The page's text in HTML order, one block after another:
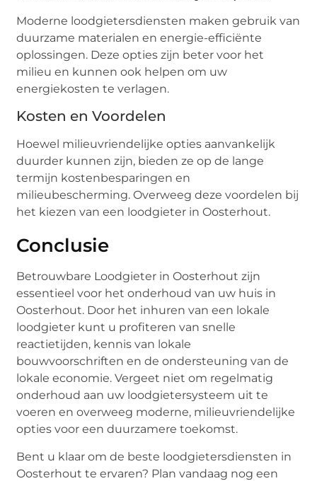
Moderne loodgietersdiensten maken gebruik van
duurzame materialen en energie-efficiënte
oplossingen. Deze opties zijn beter voor het
milieu en kunnen ook helpen om uw
energiekosten te verlagen.
Kosten en Voordelen
Hoewel milieuvriendelijke opties aanvankelijk
duurder kunnen zijn, bieden ze op de lange
termijn kostenbesparingen en
milieubescherming. Overweeg deze voordelen bij
het kiezen van een loodgieter in Oosterhout.
Conclusie
Betrouwbare Loodgieter in Oosterhout zijn
essentieel voor het onderhoud van uw huis in
Oosterhout. Door het inhuren van een lokale
loodgieter kunt u profiteren van snelle
reactietijden, kennis van lokale
bouwvoorschriften en de ondersteuning van de
lokale economie. Vergeet niet om regelmatig
onderhoud aan uw loodgietersysteem uit te
voeren en overweeg moderne, milieuvriendelijke
opties voor een duurzamere toekomst.
Bent u klaar om de beste loodgietersdiensten in
Oosterhout te ervaren? Plan vandaag nog een